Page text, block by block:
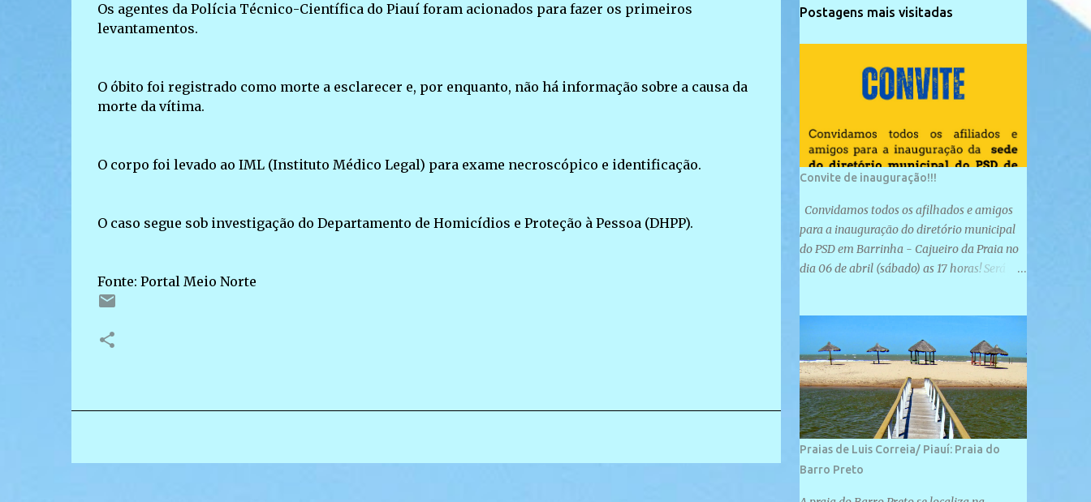
Os agentes da Polícia Técnico-Científica do Piauí foram acionados para fazer os primeiros
levantamentos.
O óbito foi registrado como morte a esclarecer e, por enquanto, não há informação sobre a causa da
morte da vítima.
O corpo foi levado ao IML (Instituto Médico Legal) para exame necroscópico e identificação.
O caso segue sob investigação do Departamento de Homicídios e Proteção à Pessoa (DHPP).
Fonte: Portal Meio Norte
Postagens mais visitadas
Convite de inauguração!!!
Convidamos todos os afilhados e amigos
para a inauguração do diretório municipal
do PSD em Barrinha - Cajueiro da Praia no
dia 06 de abril (sábado) as 17 horas! Será
localizada na Rua São José, 98 Barrinha -
Cajueiro da Praia.
Praias de Luis Correia/ Piauí: Praia do
Barro Preto